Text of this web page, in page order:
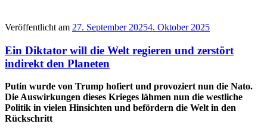
Veröffentlicht am 27. September 20254. Oktober 2025
Ein Diktator will die Welt regieren und zerstört
indirekt den Planeten
Putin wurde von Trump hofiert und provoziert nun die Nato.
Die Auswirkungen dieses Krieges lähmen nun die westliche
Politik in vielen Hinsichten und befördern die Welt in den
Rückschritt